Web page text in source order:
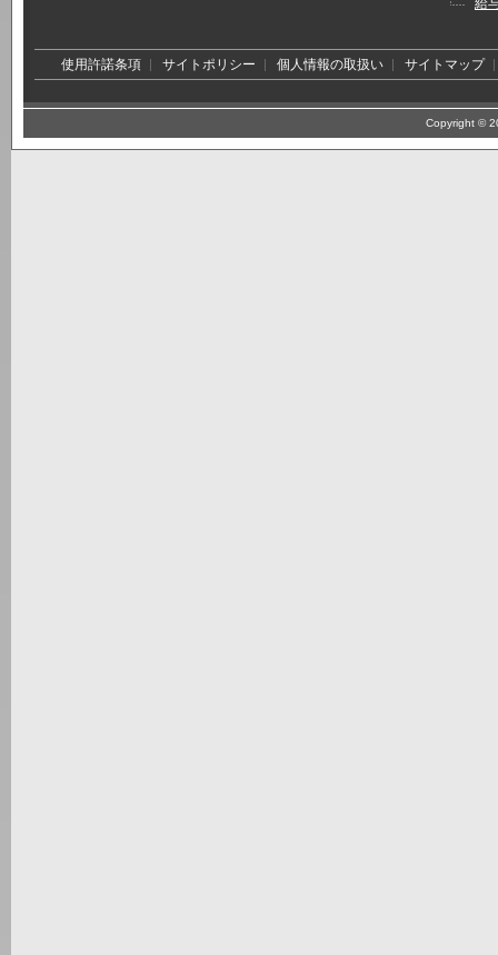
給
使用許諾条項 サイトポリシー 個人情報の取扱い サイトマップ
Copyright ©